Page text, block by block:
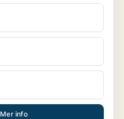
Mer info